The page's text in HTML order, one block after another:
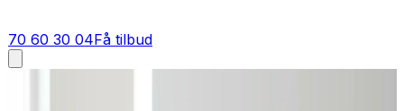
70 60 30 04Få tilbud